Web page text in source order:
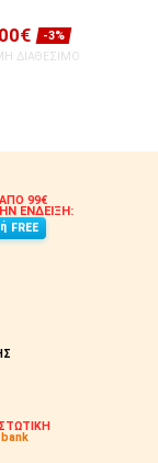
-3%
ΔΙΑΘΈΣΙΜΟ
99€
ΕΝΔΕΙΞΗ:
FREE